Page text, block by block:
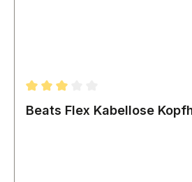
Durchschnittliche Bewertung
Beats Flex Kabellose